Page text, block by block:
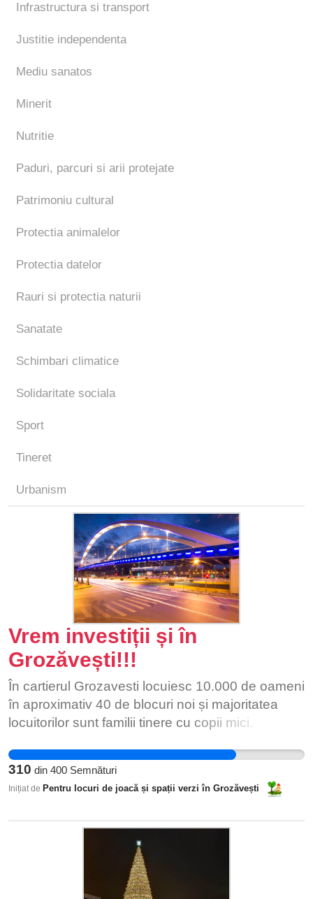
Infrastructura si transport
Justitie independenta
Mediu sanatos
Minerit
Nutritie
Paduri, parcuri si arii protejate
Patrimoniu cultural
Protectia animalelor
Protectia datelor
Rauri si protectia naturii
Sanatate
Schimbari climatice
Solidaritate sociala
Sport
Tineret
Urbanism
Vrem investiții și în
Grozăvești!!!
În cartierul Grozavesti locuiesc 10.000 de oameni
în aproximativ 40 de blocuri noi și majoritatea
locuitorilor sunt familii tinere cu copii mici.
costisitoarele anvelopări, subvenția la căldură
sau modernizare ghene pentru colectare
selectivă, etc. precum cartierele cu blocuri vechi,
cartier deja le au. La un simplu calcul reiese că
datorită faptului ca blocurile din cartier nu au
nevoie de anvelopări, Primăria Sectorului 6
scutește 32 milioane de euro. Primăria Capitalei,
310 din 400 Semnături
Inițiat de Pentru locuri de joacă și spații verzi în Grozăvești